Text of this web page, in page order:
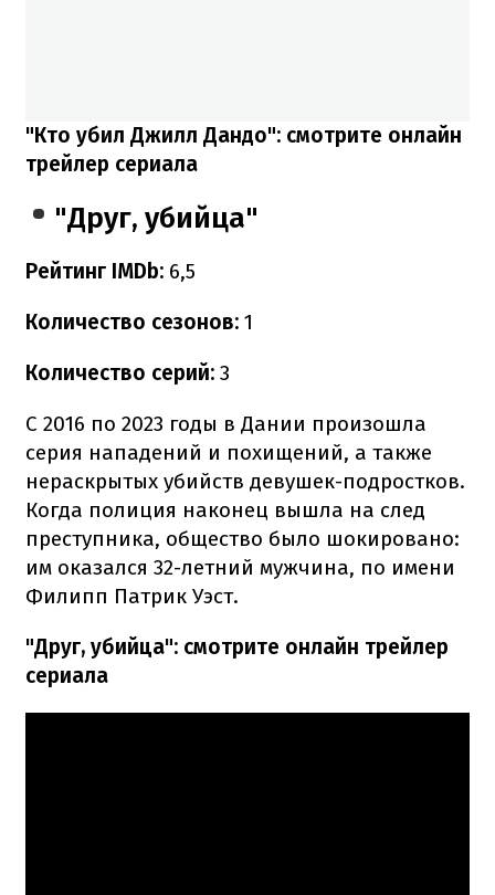
"Кто убил Джилл Дандо": смотрите онлайн
трейлер сериала
"Друг, убийца"
Рейтинг IMDb: 6,5
Количество сезонов: 1
Количество серий: 3
С 2016 по 2023 годы в Дании произошла
серия нападений и похищений, а также
нераскрытых убийств девушек-подростков.
Когда полиция наконец вышла на след
преступника, общество было шокировано:
им оказался 32-летний мужчина, по имени
Филипп Патрик Уэст.
"Друг, убийца": смотрите онлайн трейлер
сериала